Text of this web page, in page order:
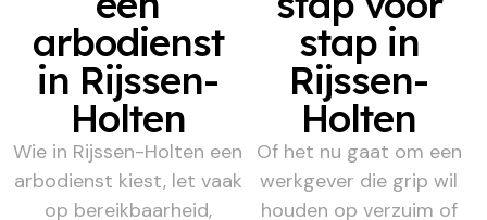
arbodienst
in Rijssen-
Holten
Wie in Rijssen-Holten een
arbodienst kiest, let vaak
op bereikbaarheid,
stap in
Rijssen-
Holten
Of het nu gaat om een
werkgever die grip wil
houden op verzuim of